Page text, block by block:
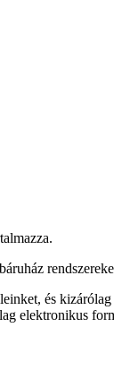
és kizárólag
elektronikus